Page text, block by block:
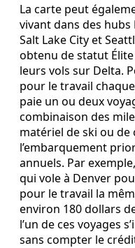
La carte peut
vivant dans des
Salt Lake City et
obtenu de statut
leurs vols sur Delta.
pour le travail
paie un ou deux
combinaison des
matériel de ski ou de
l’embarquement
annuels. Par
qui vole à Denver
pour le travail la
environ 180 dollars
l’un de ces voyages
sans compter le